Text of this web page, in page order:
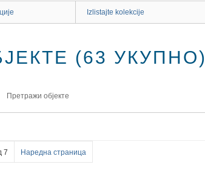
Izlistajte kolekcije
(63 УКУПНО)
Претражи објекте
7 Наредна страница